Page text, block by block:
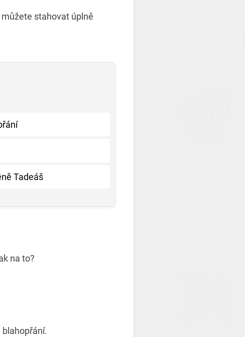
stahovat úplně
Tadeáš
na to?